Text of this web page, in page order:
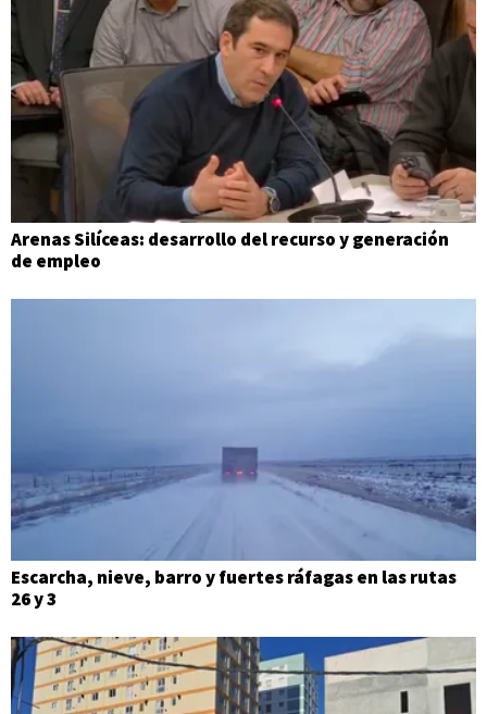
Arenas Silíceas: desarrollo del recurso y generación
de empleo
Escarcha, nieve, barro y fuertes ráfagas en las rutas
26 y 3